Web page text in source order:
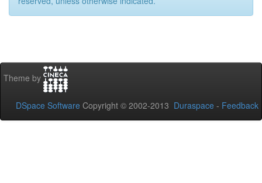
Theme by
DSpace Software Copyright © 2002-2013 Duraspace - Feedback